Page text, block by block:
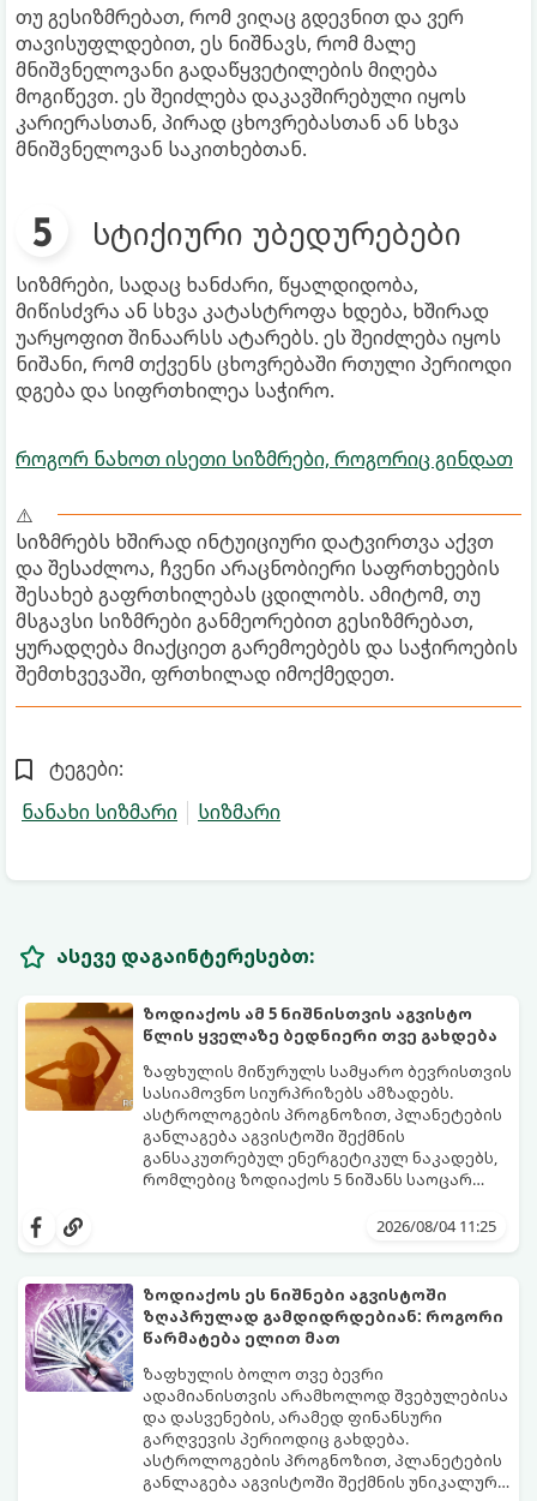
თუ გესიზმრებათ, რომ ვიღაც გდევნით და ვერ
თავისუფლდებით, ეს ნიშნავს, რომ მალე
მნიშვნელოვანი გადაწყვეტილების მიღება
მოგიწევთ. ეს შეიძლება დაკავშირებული იყოს
კარიერასთან, პირად ცხოვრებასთან ან სხვა
მნიშვნელოვან საკითხებთან.
სტიქიური უბედურებები
სიზმრები, სადაც ხანძარი, წყალდიდობა,
მიწისძვრა ან სხვა კატასტროფა ხდება, ხშირად
უარყოფით შინაარსს ატარებს. ეს შეიძლება იყოს
ნიშანი, რომ თქვენს ცხოვრებაში რთული პერიოდი
დგება და სიფრთხილეა საჭირო.
როგორ ნახოთ ისეთი სიზმრები, როგორიც გინდათ
⚠️
სიზმრებს ხშირად ინტუიციური დატვირთვა აქვთ
და შესაძლოა, ჩვენი არაცნობიერი საფრთხეების
შესახებ გაფრთხილებას ცდილობს. ამიტომ, თუ
მსგავსი სიზმრები განმეორებით გესიზმრებათ,
ყურადღება მიაქციეთ გარემოებებს და საჭიროების
შემთხვევაში, ფრთხილად იმოქმედეთ.
ტეგები:
ნანახი სიზმარი
სიზმარი
ასევე დაგაინტერესებთ:
ზოდიაქოს ამ 5 ნიშნისთვის აგვისტო
წლის ყველაზე ბედნიერი თვე გახდება
ზაფხულის მიწურულს სამყარო ბევრისთვის
სასიამოვნო სიურპრიზებს ამზადებს.
ასტროლოგების პროგნოზით, პლანეტების
განლაგება აგვისტოში შექმნის
განსაკუთრებულ ენერგეტიკულ ნაკადებს,
რომლებიც ზოდიაქოს 5 ნიშანს საოცარ
ყველაზე ბედნიერი თვე აღმოჩნდება.
2026/08/04 11:25
ზოდიაქოს ეს ნიშნები აგვისტოში
ზღაპრულად გამდიდრდებიან: როგორი
წარმატება ელით მათ
ზაფხულის ბოლო თვე ბევრი
ადამიანისთვის არამხოლოდ შვებულებისა
და დასვენების, არამედ ფინანსური
გარღვევის პერიოდიც გახდება.
ასტროლოგების პროგნოზით, პლანეტების
განლაგება აგვისტოში შექმნის უნიკალურ